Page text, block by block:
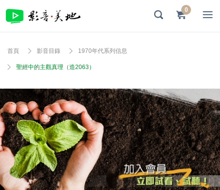
0
首頁 影音目錄 1970年代系列信息
聖經中的主觀真理（造2063）